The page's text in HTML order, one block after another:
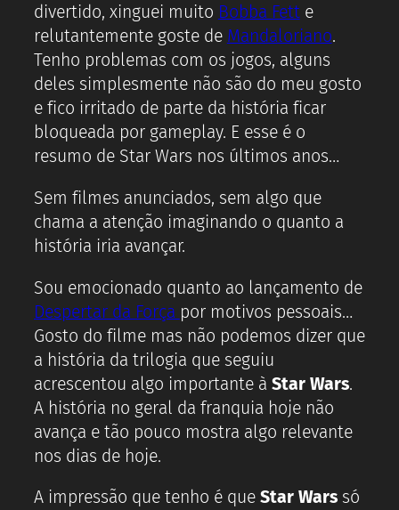
divertido, xinguei muito Bobba Fette
relutantemente goste de Mandaloriano.
Tenho problemas com os jogos, alguns
deles simplesmente não são do meu gosto
e fico irritado de parte da história ficar
bloqueada por gameplay. E esse é o
resumo de Star Wars nos últimos anos…
Sem filmes anunciados, sem algo que
chama a atenção imaginando o quanto a
história iria avançar.
Sou emocionado quanto ao lançamento de
Despertar da Força por motivos pessoais…
Gosto do filme mas não podemos dizer que
a história da trilogia que seguiu
acrescentou algo importante à Star Wars.
A história no geral da franquia hoje não
avança e tão pouco mostra algo relevante
nos dias de hoje.
A impressão que tenho é que Star Warssó